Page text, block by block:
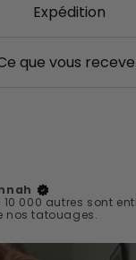
Expédition
que vous
10 000 autres sont
nos tatouages.